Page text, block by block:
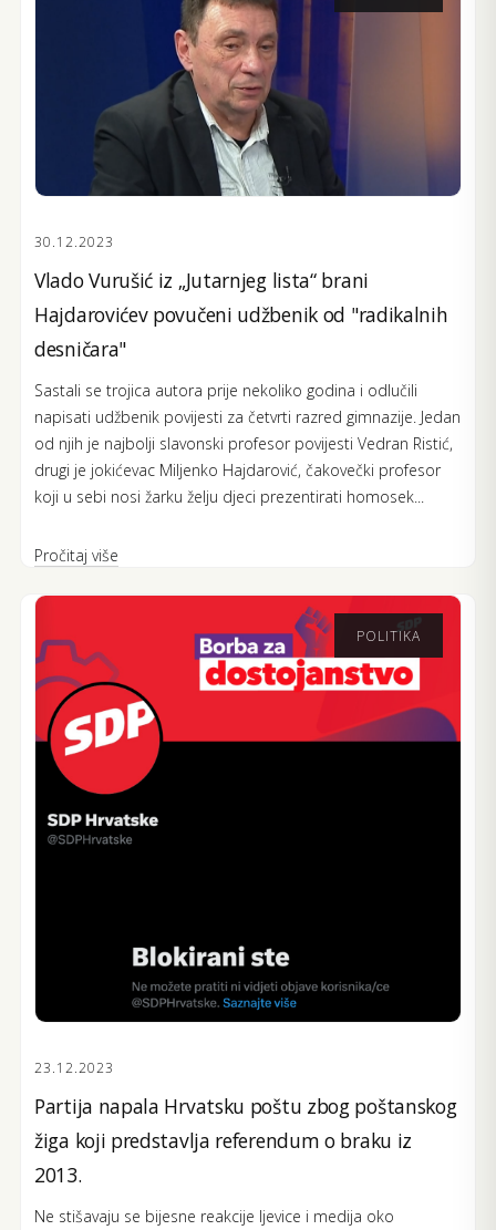
30.12.2023
Vlado Vurušić iz „Jutarnjeg lista“ brani
Hajdarovićev povučeni udžbenik od "radikalnih
desničara"
Sastali se trojica autora prije nekoliko godina i odlučili
napisati udžbenik povijesti za četvrti razred gimnazije. Jedan
od njih je najbolji slavonski profesor povijesti Vedran Ristić,
drugi je jokićevac Miljenko Hajdarović, čakovečki profesor
koji u sebi nosi žarku želju djeci prezentirati homosek...
Pročitaj više
POLITIKA
23.12.2023
Partija napala Hrvatsku poštu zbog poštanskog
žiga koji predstavlja referendum o braku iz
2013.
Ne stišavaju se bijesne reakcije ljevice i medija oko